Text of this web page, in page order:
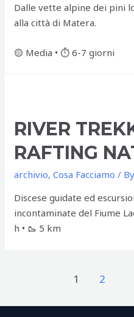
Dalle vette alpine dei pini
alla città di Matera.
🟡 Media • ⏱️ 6-7 giorni
RIVER
RAFTING
archivio,Cosa Facciamo / By
Discese guidate ed
incontaminate del Fiume
h • 🥾 5 km
1 2